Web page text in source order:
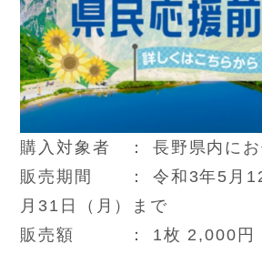
購入対象者 ： 長野県内にお
販売期間 ： 令和3年5月12
月31日（月）まで
販売額 ： 1枚 2,000円（